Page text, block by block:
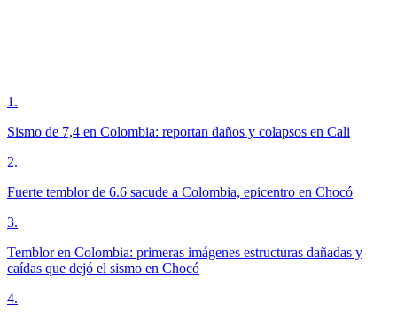
1 .
Sismo de 7,4 en Colombia: reportan daños y colapsos en Cali
2.
Fuerte temblor de 6.6 sacude a Colombia, epicentro en Chocó
3.
Temblor en Colombia: primeras imágenes estructuras dañadas y
caídas que dejó el sismo en Chocó
4.